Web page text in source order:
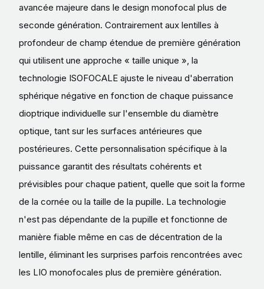
avancée majeure dans le design monofocal plus de
seconde génération. Contrairement aux lentilles à
profondeur de champ étendue de première génération
qui utilisent une approche « taille unique », la
technologie ISOFOCALE ajuste le niveau d'aberration
sphérique négative en fonction de chaque puissance
dioptrique individuelle sur l'ensemble du diamètre
optique, tant sur les surfaces antérieures que
postérieures. Cette personnalisation spécifique à la
puissance garantit des résultats cohérents et
prévisibles pour chaque patient, quelle que soit la forme
de la cornée ou la taille de la pupille. La technologie
n'est pas dépendante de la pupille et fonctionne de
manière fiable même en cas de décentration de la
lentille, éliminant les surprises parfois rencontrées avec
les LIO monofocales plus de première génération.